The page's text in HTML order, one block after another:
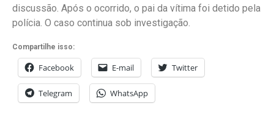
discussão. Após o ocorrido, o pai da vítima foi detido pela
polícia. O caso continua sob investigação.
Compartilhe isso:
Facebook E-mail Twitter
Telegram WhatsApp